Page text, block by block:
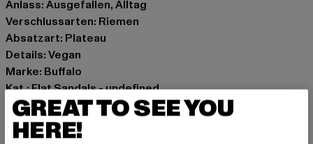
Anlass: Ausgefallen, Alltag
Verschlussarten: Riemen
Absatzart: Plateau
Details: Vegan
Marke: Buffalo
Kat.: Flat Sandals - undefined
Farbe: schwarz
Hersteller Farbe: black
Obermaterial: sonstiges Material
GREAT TO SEE YOU
HERE!